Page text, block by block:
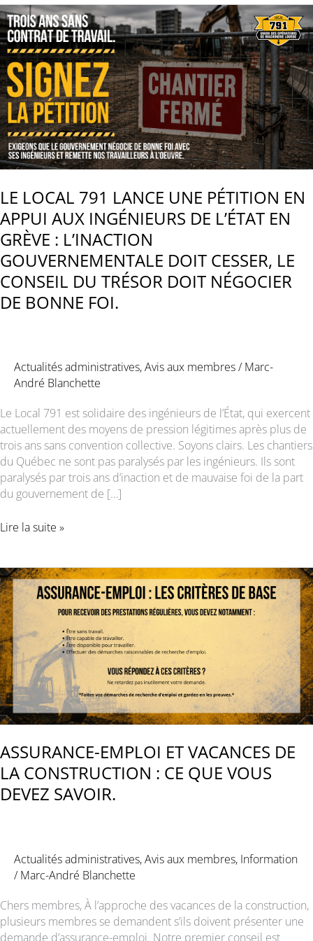
LE LOCAL 791 LANCE UNE PÉTITION EN
APPUI AUX INGÉNIEURS DE L’ÉTAT EN
GRÈVE : L’INACTION
GOUVERNEMENTALE DOIT CESSER, LE
CONSEIL DU TRÉSOR DOIT NÉGOCIER
DE BONNE FOI.
Actualités administratives,Avis aux membres/Marc-
André Blanchette
Le Local 791 est solidaire des ingénieurs de l’État, qui exercent
actuellement des moyens de pression légitimes après plus de
trois ans sans convention collective. Soyons clairs. Les chantiers
du Québec ne sont pas paralysés par les ingénieurs. Ils sont
paralysés par trois ans d’inaction et de mauvaise foi de la part
du gouvernement de […]
LE
LANCE
UNE
PÉTITION
EN
APPUI
AUX
INGÉNIEURS
DE
L’ÉTAT
EN
:
L’INACTION
GOUVERNEMENTALE
DOIT
DU
TRÉSOR
DOIT
NÉGOCIER
DE
Lire la suite »
ASSURANCE-EMPLOI ET VACANCES DE
LA CONSTRUCTION : CE QUE VOUS
DEVEZ SAVOIR.
Actualités administratives,Avis aux membres, Information
/Marc-André Blanchette
Chers membres, À l’approche des vacances de la construction,
plusieurs membres se demandent s’ils doivent présenter une
demande d’assurance-emploi. Notre premier conseil est